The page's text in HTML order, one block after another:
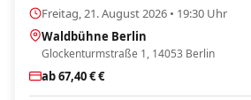
Freitag, 21. August 2026 • 19:30 Uhr
Waldbühne Berlin
Glockenturmstraße 1, 14053 Berlin
ab 67,40 € €